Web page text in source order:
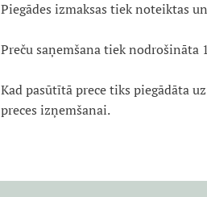
Piegādes izmaksas tiek noteiktas
Preču saņemšana tiek
Kad pasūtītā prece tiks piegādāta
preces izņemšanai.